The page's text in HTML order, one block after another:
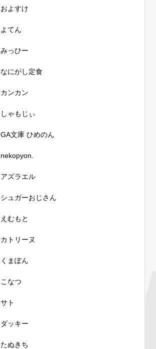
およすけ
よてん
みっひー
なにがし定食
カンカン
しゃもじぃ
GA文庫 ひめのん
nekopyon.
アズラエル
シュガーおじさん
えむもと
カトリーヌ
くまぽん
こなつ
サト
ダッキー
たぬきち